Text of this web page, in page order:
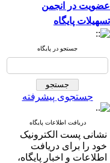
عضویت در انجمن
تسهیلات پایگاه
جستجو در پایگاه
جستجوی پیشرفته
دریافت اطلاعات پایگاه
نشانی پست الکترونیک
خود را برای دریافت
اطلاعات و اخبار پایگاه،